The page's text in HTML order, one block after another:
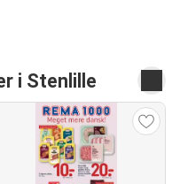
i Stenlille